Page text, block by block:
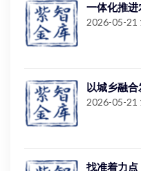
一体化推
2026-05-21
以城乡融
2026-05-21
找准着力